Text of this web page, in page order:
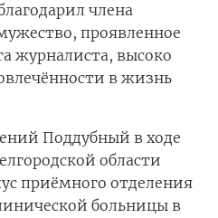
члена
проявленное
журналиста, высоко
в жизнь
Поддубный в ходе
области
приёмного отделения
больницы в